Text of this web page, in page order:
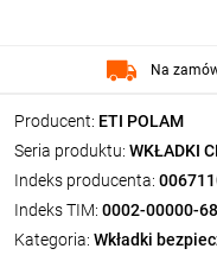
Producent: ETI POLAM
Seria produktu: WKŁADKI
Indeks producenta:
Indeks TIM: 0002-00000-
Kategoria: Wkładki
Na